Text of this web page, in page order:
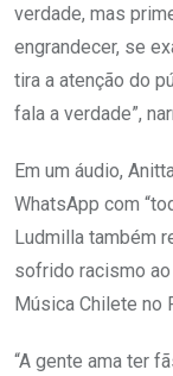
verdade, mas
engrandecer, se
tira a atenção do
fala a verdade”,
Em um áudio,
WhatsApp com
Ludmilla também
sofrido racismo
Música Chilete no
“A gente ama ter